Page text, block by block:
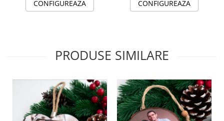
CONFIGUREAZA CONFIGUREAZA
PRODUSE SIMILARE